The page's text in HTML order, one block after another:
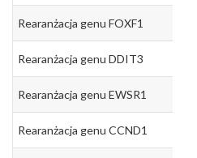
Rearanżacja genu FOXF1
Rearanżacja genu DDIT3
Rearanżacja genu EWSR1
Rearanżacja genu CCND1